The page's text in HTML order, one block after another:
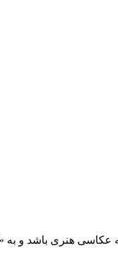
عکاسی هنری باشد و به